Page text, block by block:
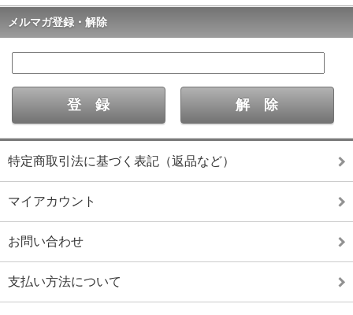
メルマガ登録・解除
特定商取引法に基づく表記（返品など）
マイアカウント
お問い合わせ
支払い方法について